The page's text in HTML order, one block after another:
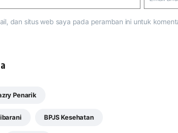
dan situs web saya pada peramban ini untuk
Penarik
BPJS Kesehatan